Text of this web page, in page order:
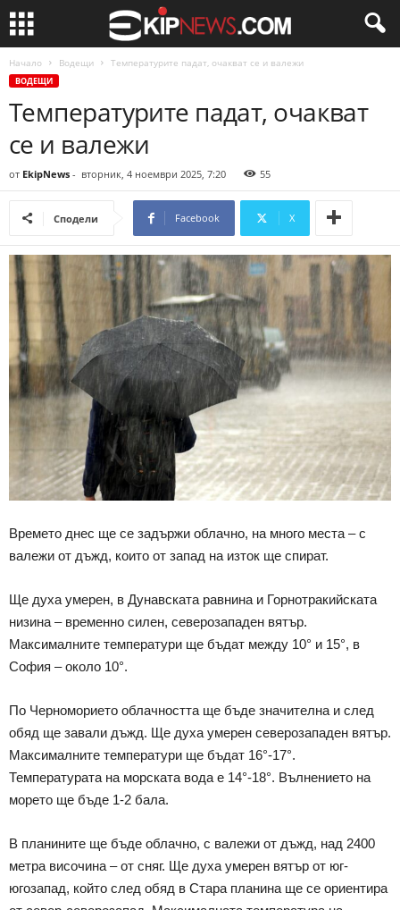
Начало Водещи Температурите падат, очакват се и валежи
ВОДЕЩИ
Температурите падат, очакват
се и валежи
от EkipNews - вторник, 4 ноември 2025, 7:20 55
Сподели Facebook X
Времето днес ще се задържи облачно, на много места – с
валежи от дъжд, които от запад на изток ще спират.
Ще духа умерен, в Дунавската равнина и Горнотракийската
низина – временно силен, северозападен вятър.
Максималните температури ще бъдат между 10° и 15°, в
София – около 10°.
По Черноморието облачността ще бъде значителна и след
обяд ще завали дъжд. Ще духа умерен северозападен вятър.
Максималните температури ще бъдат 16°-17°.
Температурата на морската вода е 14°-18°. Вълнението на
морето ще бъде 1-2 бала.
В планините ще бъде облачно, с валежи от дъжд, над 2400
метра височина – от сняг. Ще духа умерен вятър от юг-
югозапад, който след обяд в Стара планина ще се ориентира